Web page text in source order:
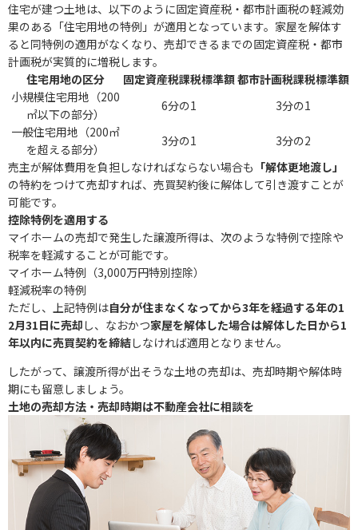
住宅が建つ土地は、以下のように固定資産税・都市計画税の軽減効
果のある「住宅用地の特例」が適用となっています。家屋を解体す
ると同特例の適用がなくなり、売却できるまでの固定資産税・都市
計画税が実質的に増税します。
住宅用地の区分
固定資産税課税標準額都市計画税課税標準額
小規模住宅用地（200
㎡以下の部分）
6分の1
3分の1
一般住宅用地（200㎡
を超える部分）
3分の1
3分の2
売主が解体費用を負担しなければならない場合も 「解体更地渡し」
の特約をつけて売却すれば、売買契約後に解体して引き渡すことが
可能です。
控除特例を適用する
マイホームの売却で発生した譲渡所得は、次のような特例で控除や
税率を軽減することが可能です。
マイホーム特例（3,000万円特別控除）
軽減税率の特例
ただし、上記特例は自分が住まなくなってから3年を経過する年の1
2月31日に売却 し、なおかつ家屋を解体した場合は解体した日から1
年以内に売買契約を締結しなければ適用となりません。
したがって、譲渡所得が出そうな土地の売却は、売却時期や解体時
期にも留意しましょう。
土地の売却方法・売却時期は不動産会社に相談を